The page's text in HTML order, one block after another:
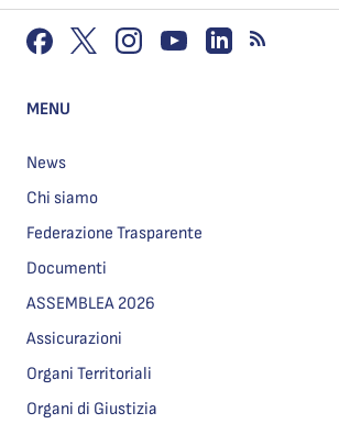
MENU
News
Chi siamo
Federazione Trasparente
Documenti
ASSEMBLEA 2026
Assicurazioni
Organi Territoriali
Organi di Giustizia